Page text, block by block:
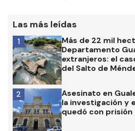
Las más leídas
Más de 22 mil
Departamento
extranjeros: el
del Salto de
1
Asesinato en
la investigación y
quedó con
2